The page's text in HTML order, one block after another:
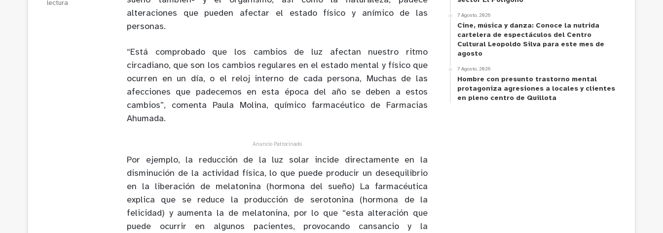
alteraciones que pueden afectar el estado físico y anímico de las
personas.
“Está comprobado que los cambios de luz afectan nuestro ritmo
circadiano, que son los cambios regulares en el estado mental y físico que
ocurren en un día, o el reloj interno de cada persona, Muchas de las
afecciones que padecemos en esta época del año se deben a estos
cambios”, comenta Paula Molina, químico farmacéutico de Farmacias
Ahumada.
Anuncio Patrocinado
Por ejemplo, la reducción de la luz solar incide directamente en la
disminución de la actividad física, lo que puede producir un desequilibrio
en la liberación de melatonina (hormona del sueño) La farmacéutica
explica que se reduce la producción de serotonina (hormona de la
felicidad) y aumenta la de melatonina, por lo que “esta alteración que
puede ocurrir en algunos pacientes, provocando cansancio y la
lectura
7 Agosto, 2026
Cine, música y danza: Conoce la nutrida
cartelera de espectáculos del Centro
Cultural Leopoldo Silva para este mes de
agosto
7 Agosto, 2026
Hombre con presunto trastorno mental
protagoniza agresiones a locales y clientes
en pleno centro de Quillota